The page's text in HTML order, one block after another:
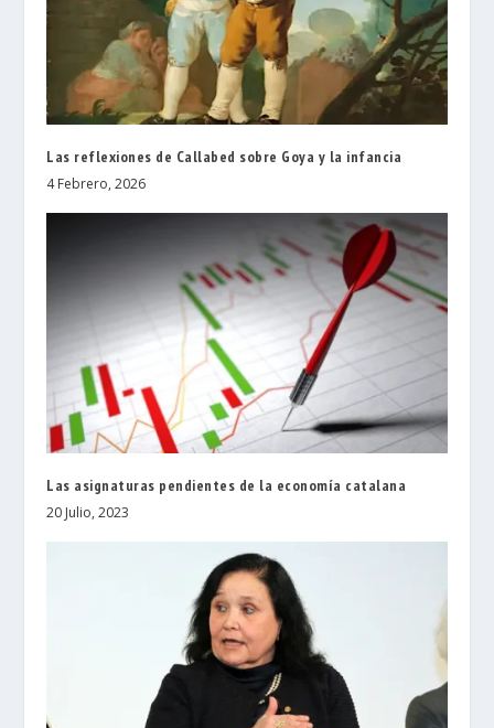
Las reflexiones de Callabed sobre Goya y la infancia
4 Febrero, 2026
Las asignaturas pendientes de la economía catalana
20 Julio, 2023